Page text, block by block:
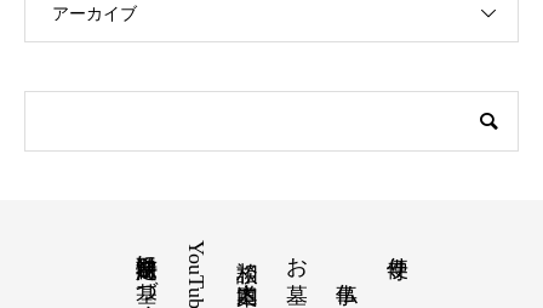
アーカイブ
寺便り
お墓
YouTube
特定商取引法に基づく表記